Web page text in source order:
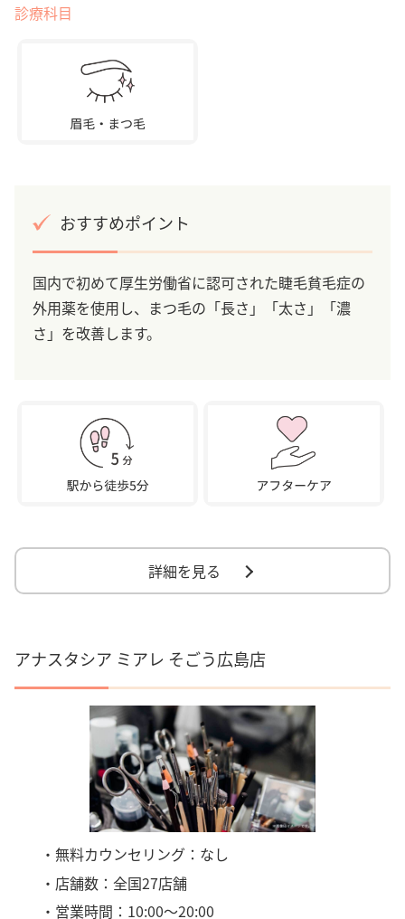
診療科目
おすすめポイント
国内で初めて厚生労働省に認可された睫毛貧毛症の
外用薬を使用し、まつ毛の「長さ」「太さ」「濃
さ」を改善します。
詳細を見る
アナスタシア ミアレ そごう広島店
・無料カウンセリング：なし
・店舗数：全国27店舗
・営業時間：10:00～20:00